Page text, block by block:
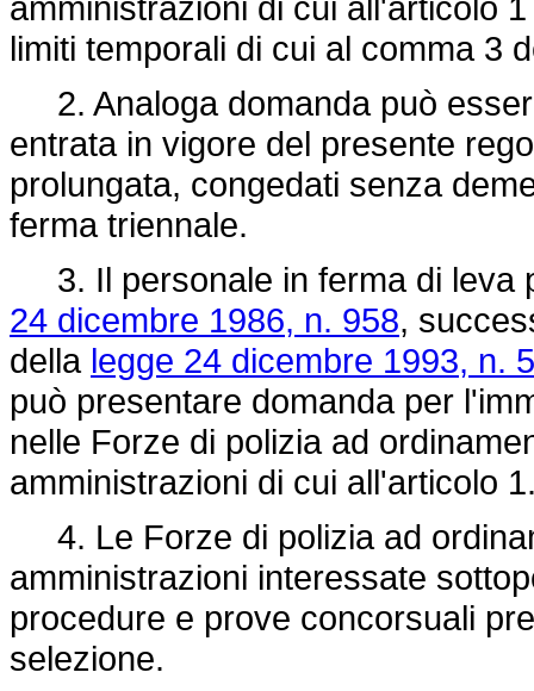
limiti temporali di cui al comma 3
2. Analoga domanda può
entrata in vigore del presente
prolungata, congedati senza
ferma triennale.
3. Il personale in ferma di leva
24 dicembre 1986, n. 958,
della legge 24 dicembre 1993, n.
può presentare domanda per
nelle Forze di polizia ad
amministrazioni di cui all'articolo
4. Le Forze di polizia ad
amministrazioni interessate
procedure e prove concorsuali
selezione.